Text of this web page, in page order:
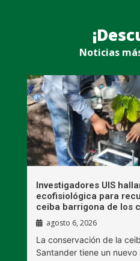
Noticias
Investigadores UIS
ecofisiológica para
ceiba barrigona de los
agosto 6, 2026
La conservación de la
Santander tiene un nuevo